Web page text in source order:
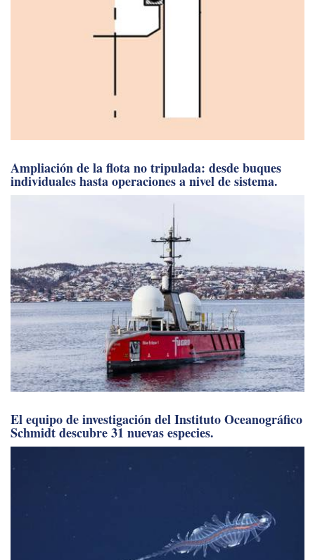
Ampliación de la flota no tripulada: desde buques
individuales hasta operaciones a nivel de sistema.
El equipo de investigación del Instituto Oceanográfico
Schmidt descubre 31 nuevas especies.